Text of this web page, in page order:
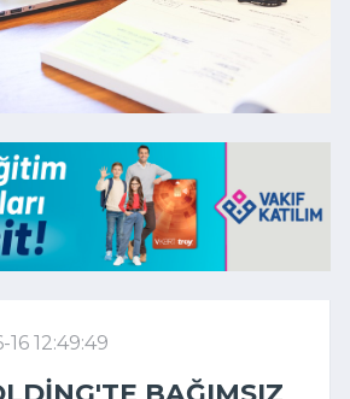
12:49:49
BAĞIMSIZ